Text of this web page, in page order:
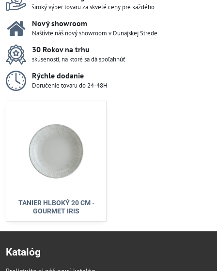
široký výber tovaru za skvelé ceny pre každého
Nový showroom
Naštívte náš nový showroom v Dunajskej Strede
30 Rokov na trhu
skúsenosti, na ktoré sa dá spoľahnúť
Rýchle dodanie
Doručenie tovaru do 24-48H
TANIER HLBOKÝ 20 CM -
GOURMET IRIS
Katalóg